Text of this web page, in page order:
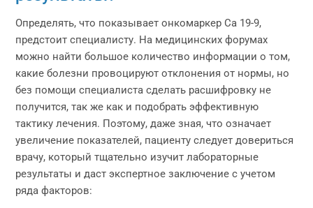
Определять, что показывает онкомаркер Са 19-9,
предстоит специалисту. На медицинских форумах
можно найти большое количество информации о том,
какие болезни провоцируют отклонения от нормы, но
без помощи специалиста сделать расшифровку не
получится, так же как и подобрать эффективную
тактику лечения. Поэтому, даже зная, что означает
увеличение показателей, пациенту следует довериться
врачу, который тщательно изучит лабораторные
результаты и даст экспертное заключение с учетом
ряда факторов: